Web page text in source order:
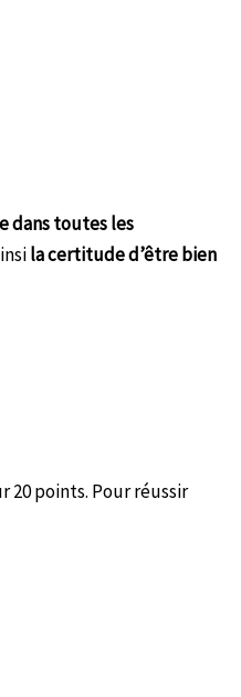
dans toutes les
la certitude d’être bien
20 points. Pour réussir